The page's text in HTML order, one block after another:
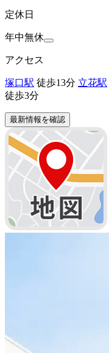
定休日
年中無休
アクセス
塚口駅 徒歩13分 立花駅
徒歩3分
最新情報を確認